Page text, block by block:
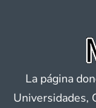
La página
Universidades,